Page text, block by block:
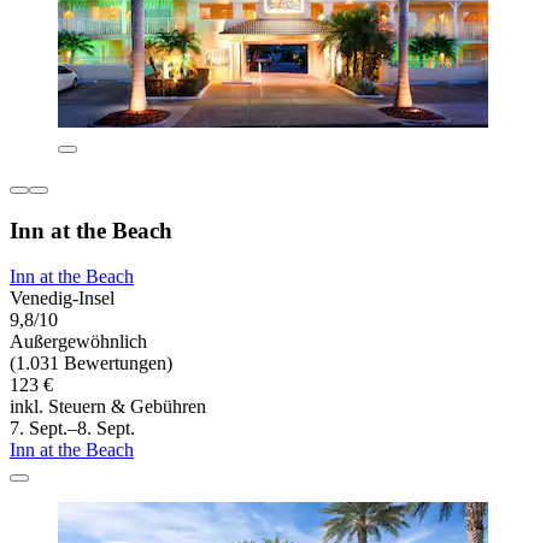
Inn at the Beach
Inn at the Beach
Venedig-Insel
9,8/10
Außergewöhnlich
(1.031 Bewertungen)
123 €
inkl. Steuern & Gebühren
7. Sept.–8. Sept.
Inn at the Beach